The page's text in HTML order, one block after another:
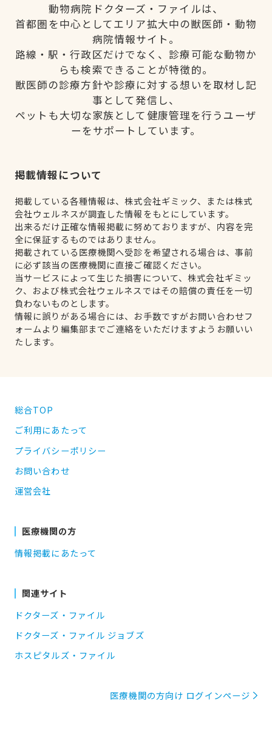
動物病院ドクターズ・ファイルは、
首都圏を中心としてエリア拡大中の獣医師・動物
病院情報サイト。
路線・駅・行政区だけでなく、診療可能な動物か
らも検索できることが特徴的。
獣医師の診療方針や診療に対する想いを取材し記
事として発信し、
ペットも大切な家族として健康管理を行うユーザ
ーをサポートしています。
掲載情報について
掲載している各種情報は、株式会社ギミック、または株式
会社ウェルネスが調査した情報をもとにしています。
出来るだけ正確な情報掲載に努めておりますが、内容を完
全に保証するものではありません。
掲載されている医療機関へ受診を希望される場合は、事前
に必ず該当の医療機関に直接ご確認ください。
当サービスによって生じた損害について、株式会社ギミッ
ク、および株式会社ウェルネスではその賠償の責任を一切
負わないものとします。
情報に誤りがある場合には、お手数ですがお問い合わせフ
ォームより編集部までご連絡をいただけますようお願いい
たします。
総合TOP
ご利用にあたって
プライバシーポリシー
お問い合わせ
運営会社
医療機関の方
情報掲載にあたって
関連サイト
ドクターズ・ファイル
ドクターズ・ファイル ジョブズ
ホスピタルズ・ファイル
医療機関の方向け ログインページ